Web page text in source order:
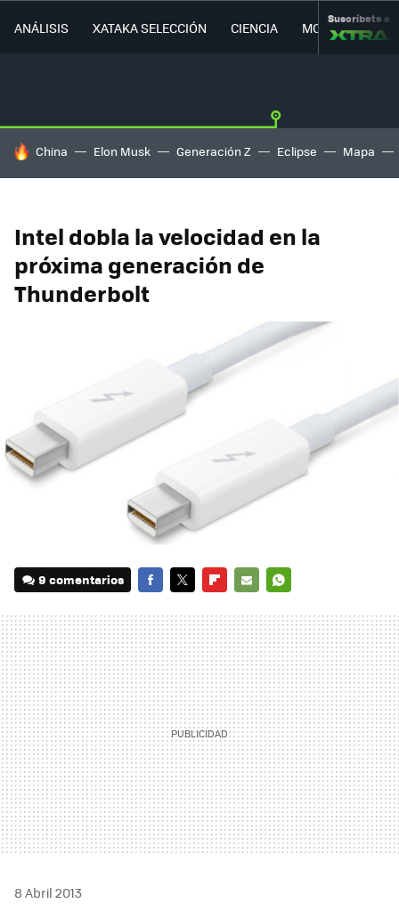
ANÁLISIS XATAKA SELECCIÓN CIENCIA MOVILIDAD
Suscríbete a
HOY SE HABLA DE
China Elon Musk Generación Z Eclipse Mapa
Intel dobla la velocidad en la
próxima generación de
Thunderbolt
9 comentarios
MAIL
8 Abril 2013